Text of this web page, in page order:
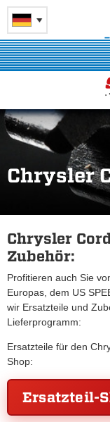
Chrysler
Chrysler
Zubehör:
Profitieren auch Sie
Europas, dem US
wir Ersatzteile und
Lieferprogramm:
Ersatzteile für den
Shop:
Ersatzteil-